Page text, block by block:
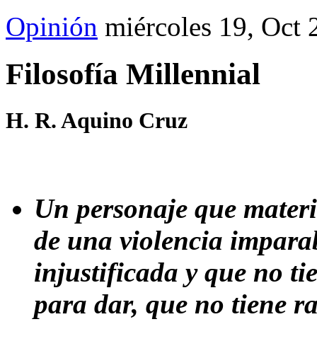
Opinión miércoles 19, Oct
Filosofía Millennial
H. R. Aquino Cruz
Un personaje que
de una violencia
injustificada y que no
para dar, que no tiene